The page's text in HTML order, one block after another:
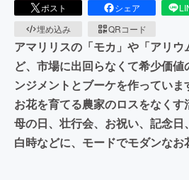
ポスト シェア
埋め込み
QRコード
アマリリスの「モカ」や「アリ
ど、市場に出回らなくて希少価
ンジメントとブーケを作ってい
お花を育てる農家のロスをなくす
母の日、壮行会、お祝い、記念
白時などに、モードでモダンなお